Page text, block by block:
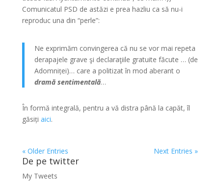
Comunicatul PSD de astăzi e prea hazliu ca să nu-i
reproduc una din “perle”:
Ne exprimăm convingerea că nu se vor mai repeta
derapajele grave şi declaraţiile gratuite făcute … (de
Adomniței)… care a politizat în mod aberant o
dramă sentimentală…
În formă integrală, pentru a vă distra până la capăt, îl
găsiți aici.
« Older Entries Next Entries »
De pe twitter
My Tweets